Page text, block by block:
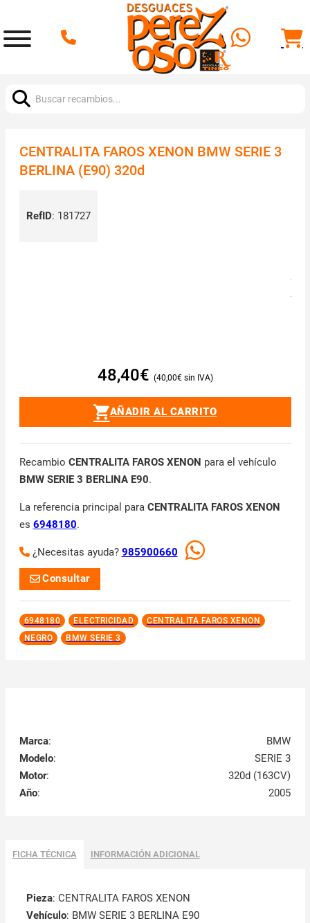
CENTRALITA FAROS XENON BMW SERIE 3
BERLINA (E90) 320d
RefID: 181727
48,40€ 40,00€
AÑADIR AL CARRITO
Recambio CENTRALITA FAROS XENON para el vehículo
BMW SERIE 3 BERLINA E90.
La referencia principal para CENTRALITA FAROS XENON
es 6948180.
¿Necesitas ayuda? 985900660
Consultar
6948180 ELECTRICIDAD
CENTRALITA FAROS XENON
NEGRO
BMW SERIE 3
Marca:
BMW
Modelo:
SERIE 3
Motor:
320d (163CV)
Año: 2005
FICHA TÉCNICA INFORMACIÓN ADICIONAL
Pieza: CENTRALITA FAROS XENON
Vehículo: BMW SERIE 3 BERLINA E90